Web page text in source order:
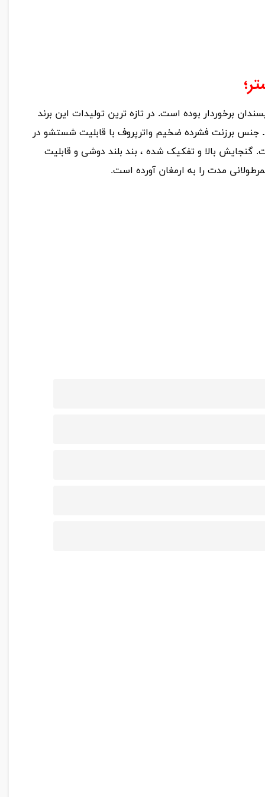
برخوردار بوده است. در تازه ترین تولیدات این برند
برزنت فشرده ضخیم واترپروف با قابلیت شستشو در
بالا و تفکیک شده ، بند بلند دوشی و قابلیت
مدت را به ارمغان آورده است.